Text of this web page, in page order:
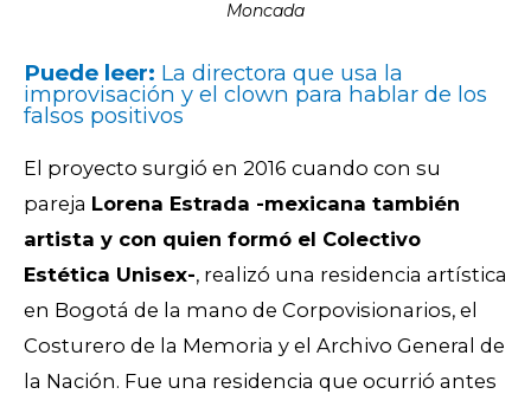
Moncada
Puede leer: La directora que usa la
improvisación y el clown para hablar de los
falsos positivos
El proyecto surgió en 2016 cuando con su
pareja Lorena Estrada -mexicana también
artista y con quien formó el Colectivo
Estética Unisex-, realizó una residencia artística
en Bogotá de la mano de Corpovisionarios, el
Costurero de la Memoria y el Archivo General de
la Nación. Fue una residencia que ocurrió antes